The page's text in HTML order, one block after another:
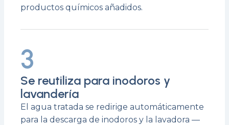
productos químicos añadidos.
3
Se reutiliza para inodoros y
lavandería
El agua tratada se redirige automáticamente
para la descarga de inodoros y la lavadora —